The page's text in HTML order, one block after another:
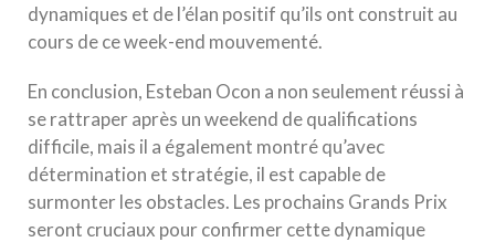
dynamiques et de l’élan positif qu’ils ont construit au
cours de ce week-end mouvementé.
En conclusion, Esteban Ocon a non seulement réussi à
se rattraper après un weekend de qualifications
difficile, mais il a également montré qu’avec
détermination et stratégie, il est capable de
surmonter les obstacles. Les prochains Grands Prix
seront cruciaux pour confirmer cette dynamique